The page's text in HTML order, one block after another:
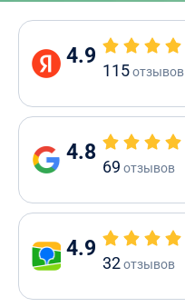
4.9
115отзывов
4.8
69 отзывов
4.9
32отзывов